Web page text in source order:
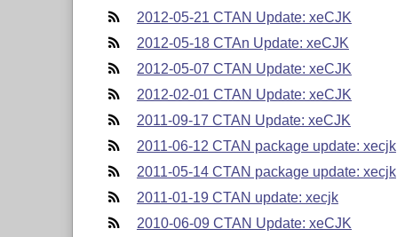
2012-05-21 CTAN Update: xeCJK
2012-05-18 CTAn Update: xeCJK
2012-05-07 CTAN Update: xeCJK
2012-02-01 CTAN Update: xeCJK
2011-09-17 CTAN Update: xeCJK
2011-06-12 CTAN package update: xecjk
2011-05-14 CTAN package update: xecjk
2011-01-19 CTAN update: xecjk
2010-06-09 CTAN Update: xeCJK